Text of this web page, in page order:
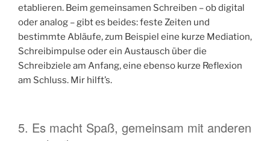
etablieren. Beim gemeinsamen Schreiben – ob digital
oder analog – gibt es beides: feste Zeiten und
bestimmte Abläufe, zum Beispiel eine kurze Mediation,
Schreibimpulse oder ein Austausch über die
Schreibziele am Anfang, eine ebenso kurze Reflexion
am Schluss. Mir hilft’s.
5. Es macht Spaß, gemeinsam mit anderen